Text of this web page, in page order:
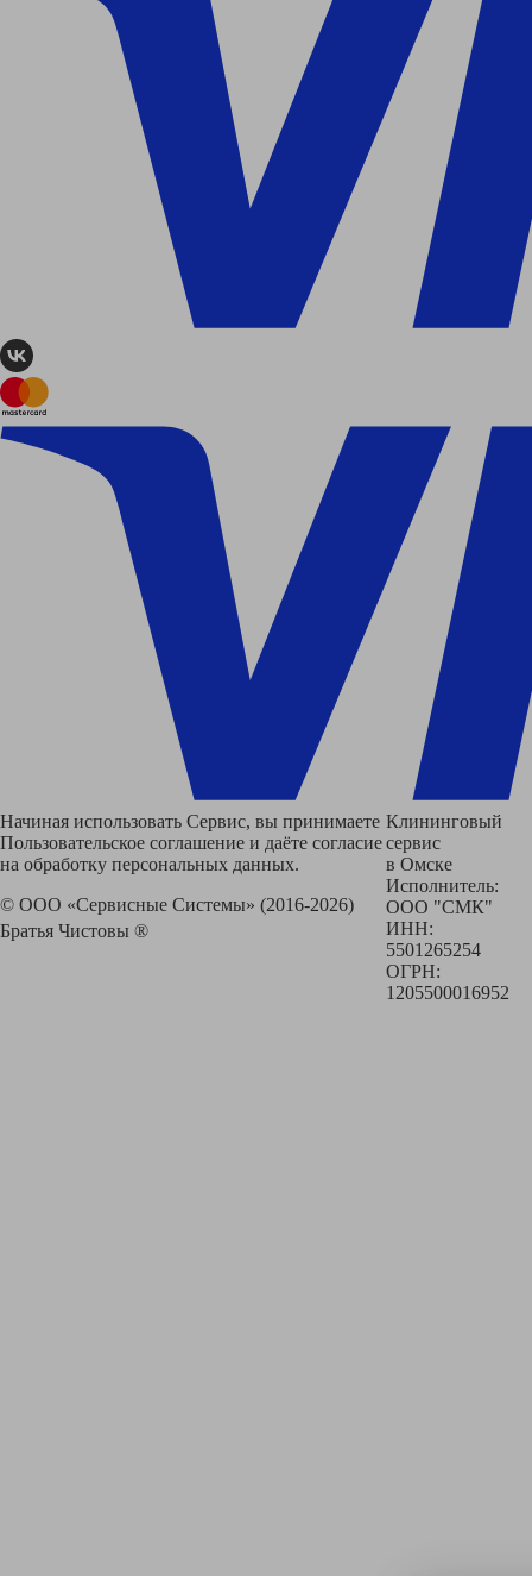
Начиная использовать Сервис, вы принимаете
Пользовательское соглашение и даёте согласие
на обработку персональных данных.
© ООО «Сервисные Системы» (2016-2026)
Братья Чистовы ®
Клининговый
сервис
в Омске
Исполнитель:
ООО "СМК"
ИНН:
5501265254
ОГРН:
1205500016952